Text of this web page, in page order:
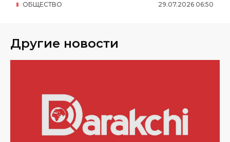
29.07.2026 06:50
ОБЩЕСТВО
Другие новости